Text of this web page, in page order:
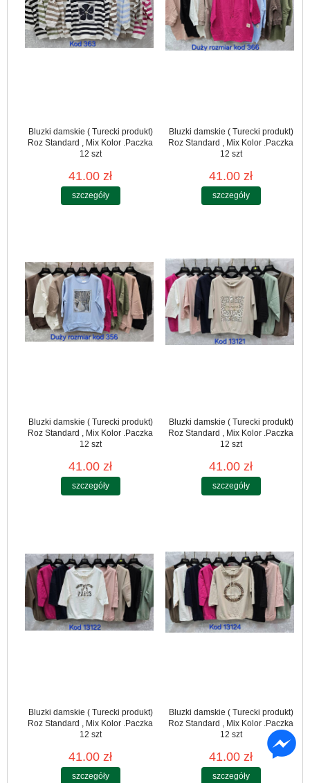
Bluzki damskie ( Turecki produkt)
Roz Standard , Mix Kolor .Paczka
12 szt
41.00 zł
szczegóły
Bluzki damskie ( Turecki produkt)
Roz Standard , Mix Kolor .Paczka
12 szt
41.00 zł
szczegóły
Bluzki damskie ( Turecki produkt)
Roz Standard , Mix Kolor .Paczka
12 szt
41.00 zł
szczegóły
Bluzki damskie ( Turecki produkt)
Roz Standard , Mix Kolor .Paczka
12 szt
41.00 zł
szczegóły
Bluzki damskie ( Turecki produkt)
Roz Standard , Mix Kolor .Paczka
12 szt
41.00 zł
szczegóły
Bluzki damskie ( Turecki produkt)
Roz Standard , Mix Kolor .Paczka
12 szt
41.00 zł
szczegóły